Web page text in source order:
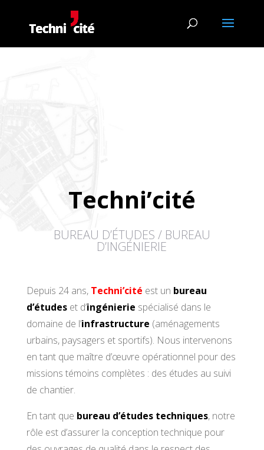
Techni’cité
BUREAU D’ÉTUDES / BUREAU
D’INGÉNIERIE
Depuis 24 ans,Techni’cité est un bureau
d’étudeset d’ingénierie spécialisé dans le
domaine de l’infrastructure (aménagements
urbains, paysagers et sportifs). Nous intervenons
en tant que maître d’œuvre opérationnel pour des
missions témoins complètes : des études au suivi
de chantier.
En tant que bureau d’études techniques, notre
rôle est d’assurer la conception technique pour